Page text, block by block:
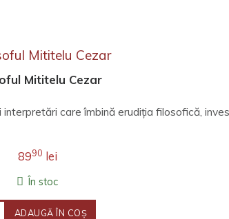
Mititelu Cezar
care îmbină erudiția filosofică,
8990 lei
În stoc
ADAUGĂ ÎN COŞ